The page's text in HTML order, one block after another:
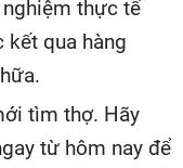
thực tế
kết qua hàng
tìm thợ. Hãy
từ hôm nay để